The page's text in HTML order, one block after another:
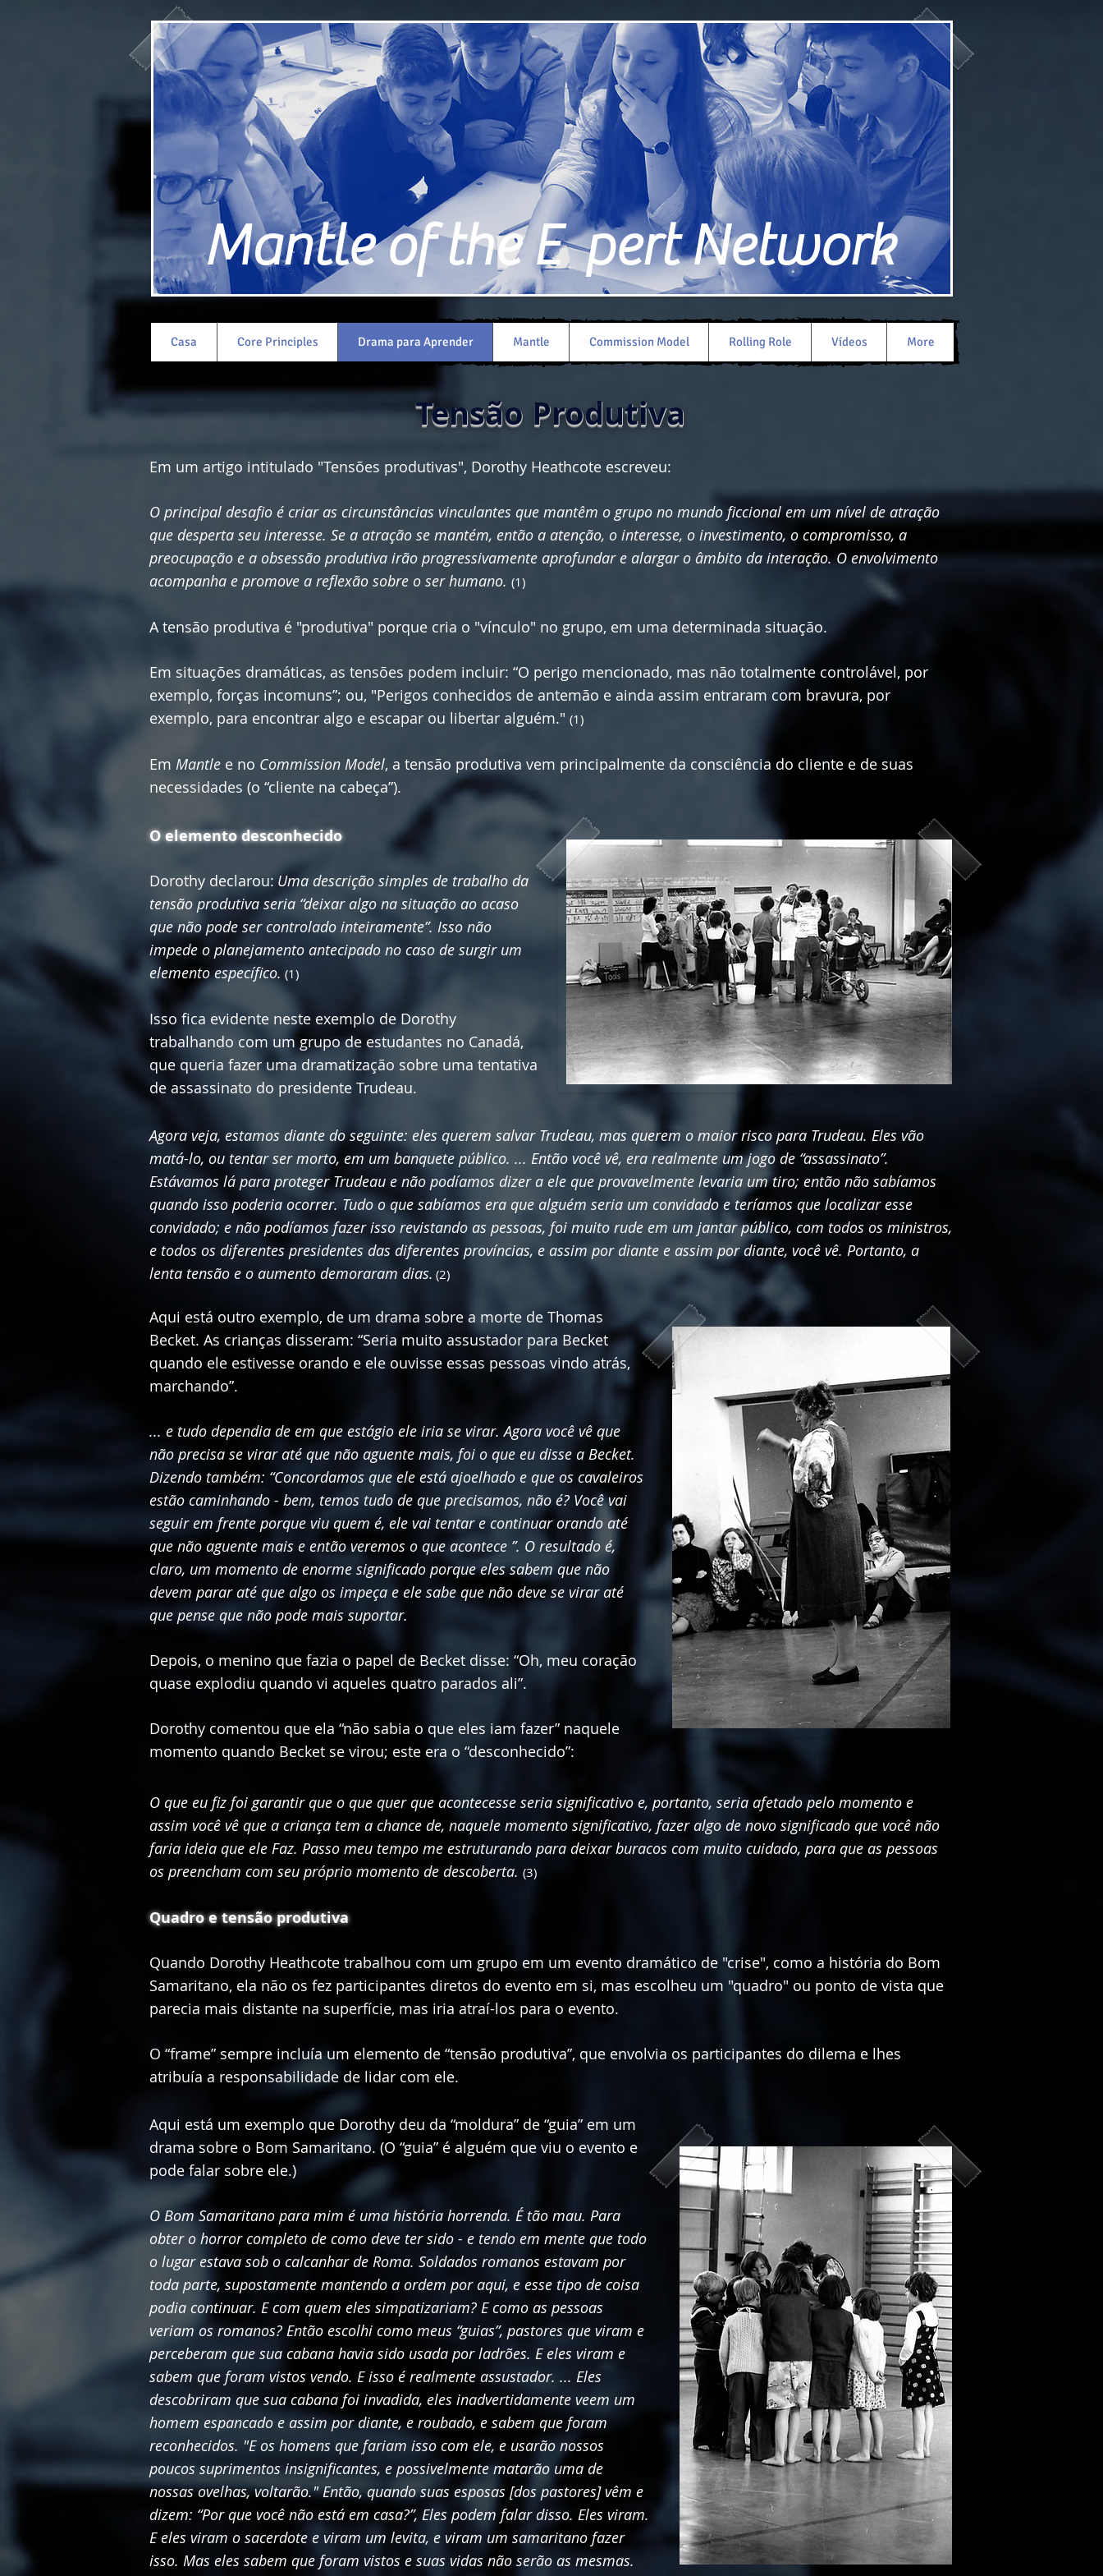
Mantle of the E pert Network
Tensão Produtiva
Em um artigo intitulado "Tensões produtivas", Dorothy Heathcote escreveu:
O principal desafio é criar as circunstâncias vinculantes que mantêm o grupo no mundo ficcional em um nível de atração
que desperta seu interesse. Se a atração se mantém, então a atenção, o interesse, o investimento, o compromisso, a
preocupação e a obsessão produtiva irão progressivamente aprofundar e alargar o âmbito da interação. O envolvimento
acompanha e promove a reflexão sobre o ser humano. (1)
A tensão produtiva é "produtiva" porque cria o "vínculo" no grupo, em uma determinada situação.
Em situações dramáticas, as tensões podem incluir: “O perigo mencionado, mas não totalmente controlável, por
exemplo, forças incomuns”; ou, "Perigos conhecidos de antemão e ainda assim entraram com bravura, por
exemplo, para encontrar algo e escapar ou libertar alguém." (1)
Em Mantle e no Commission Model, a tensão produtiva vem principalmente da consciência do cliente e de suas
necessidades (o “cliente na cabeça”).
O elemento desconhecido
Dorothy declarou: Uma descrição simples de trabalho da
tensão produtiva seria “deixar algo na situação ao acaso
que não pode ser controlado inteiramente”. Isso não
impede o planejamento antecipado no caso de surgir um
elemento específico. (1)
Isso fica evidente neste exemplo de Dorothy
trabalhando com um grupo de estudantes no Canadá,
que queria fazer uma dramatização sobre uma tentativa
de assassinato do presidente Trudeau.
Agora veja, estamos diante do seguinte: eles querem salvar Trudeau, mas querem o maior risco para Trudeau. Eles vão
matá-lo, ou tentar ser morto, em um banquete público. ... Então você vê, era realmente um jogo de “assassinato”.
Estávamos lá para proteger Trudeau e não podíamos dizer a ele que provavelmente levaria um tiro; então não sabíamos
quando isso poderia ocorrer. Tudo o que sabíamos era que alguém seria um convidado e teríamos que localizar esse
convidado; e não podíamos fazer isso revistando as pessoas, foi muito rude em um jantar público, com todos os ministros,
e todos os diferentes presidentes das diferentes províncias, e assim por diante e assim por diante, você vê. Portanto, a
lenta tensão e o aumento demoraram dias. (2)
Aqui está outro exemplo, de um drama sobre a morte de Thomas
Becket. As crianças disseram: “Seria muito assustador para Becket
quando ele estivesse orando e ele ouvisse essas pessoas vindo atrás,
marchando”.
... e tudo dependia de em que estágio ele iria se virar. Agora você vê que
não precisa se virar até que não aguente mais, foi o que eu disse a Becket.
Dizendo também: “Concordamos que ele está ajoelhado e que os cavaleiros
estão caminhando - bem, temos tudo de que precisamos, não é? Você vai
seguir em frente porque viu quem é, ele vai tentar e continuar orando até
que não aguente mais e então veremos o que acontece ”. O resultado é,
claro, um momento de enorme significado porque eles sabem que não
devem parar até que algo os impeça e ele sabe que não deve se virar até
que pense que não pode mais suportar.
Depois, o menino que fazia o papel de Becket disse: “Oh, meu coração
quase explodiu quando vi aqueles quatro parados ali”.
Dorothy comentou que ela “não sabia o que eles iam fazer” naquele
momento quando Becket se virou; este era o “desconhecido”:
O que eu fiz foi garantir que o que quer que acontecesse seria significativo e, portanto, seria afetado pelo momento e
assim você vê que a criança tem a chance de, naquele momento significativo, fazer algo de novo significado que você não
faria ideia que ele Faz. Passo meu tempo me estruturando para deixar buracos com muito cuidado, para que as pessoas
os preencham com seu próprio momento de descoberta. (3)
Quadro e tensão produtiva
Quando Dorothy Heathcote trabalhou com um grupo em um evento dramático de "crise", como a história do Bom
Samaritano, ela não os fez participantes diretos do evento em si, mas escolheu um "quadro" ou ponto de vista que
parecia mais distante na superfície, mas iria atraí-los para o evento.
O “frame” sempre incluía um elemento de “tensão produtiva”, que envolvia os participantes do dilema e lhes
atribuía a responsabilidade de lidar com ele.
Aqui está um exemplo que Dorothy deu da “moldura” de “guia” em um
drama sobre o Bom Samaritano. (O “guia” é alguém que viu o evento e
pode falar sobre ele.)
O Bom Samaritano para mim é uma história horrenda. É tão mau. Para
obter o horror completo de como deve ter sido - e tendo em mente que todo
o lugar estava sob o calcanhar de Roma. Soldados romanos estavam por
toda parte, supostamente mantendo a ordem por aqui, e esse tipo de coisa
podia continuar. E com quem eles simpatizariam? E como as pessoas
veriam os romanos? Então escolhi como meus “guias”, pastores que viram e
perceberam que sua cabana havia sido usada por ladrões. E eles viram e
sabem que foram vistos vendo. E isso é realmente assustador. ... Eles
descobriram que sua cabana foi invadida, eles inadvertidamente veem um
homem espancado e assim por diante, e roubado, e sabem que foram
reconhecidos. "E os homens que fariam isso com ele, e usarão nossos
poucos suprimentos insignificantes, e possivelmente matarão uma de
nossas ovelhas, voltarão." Então, quando suas esposas [dos pastores] vêm e
dizem: “Por que você não está em casa?”, Eles podem falar disso. Eles viram.
E eles viram o sacerdote e viram um levita, e viram um samaritano fazer
isso. Mas eles sabem que foram vistos e suas vidas não serão as mesmas.
Casa Core Principles Drama para Aprender Mantle Commission Model Rolling Role Vídeos More